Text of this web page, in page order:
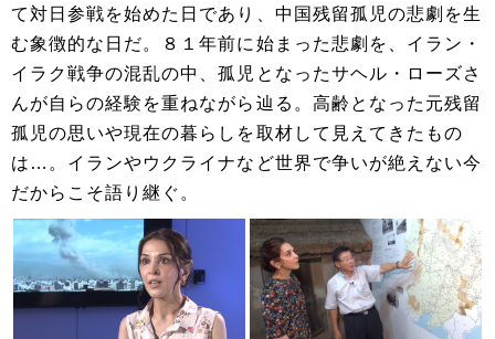
て対日参戦を始めた日であり、中国残留孤児の悲劇を生
む象徴的な日だ。８１年前に始まった悲劇を、イラン・
イラク戦争の混乱の中、孤児となったサヘル・ローズさ
んが自らの経験を重ねながら辿る。高齢となった元残留
孤児の思いや現在の暮らしを取材して見えてきたもの
は…。イランやウクライナなど世界で争いが絶えない今
だからこそ語り継ぐ。